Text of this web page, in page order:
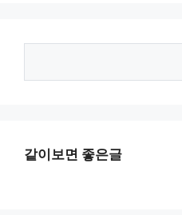
같이보면 좋은글